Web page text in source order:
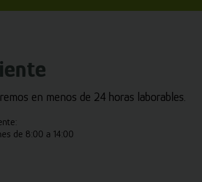
en menos de 24 horas laborables.
de 8:00 a 14:00